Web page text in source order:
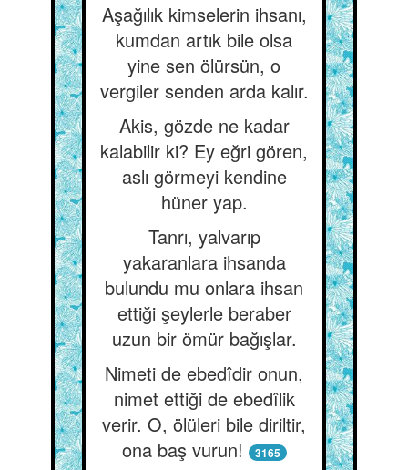
Aşağılık kimselerin ihsanı,
kumdan artık bile olsa
yine sen ölürsün, o
vergiler senden arda kalır.
Akis, gözde ne kadar
kalabilir ki? Ey eğri gören,
aslı görmeyi kendine
hüner yap.
Tanrı, yalvarıp
yakaranlara ihsanda
bulundu mu onlara ihsan
ettiği şeylerle beraber
uzun bir ömür bağışlar.
Nimeti de ebedîdir onun,
nimet ettiği de ebedîlik
verir. O, ölüleri bile diriltir,
ona baş vurun!
3165